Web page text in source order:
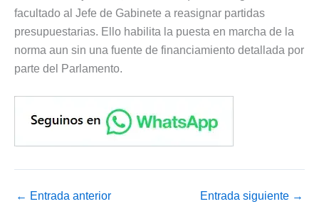
facultado al Jefe de Gabinete a reasignar partidas
presupuestarias. Ello habilita la puesta en marcha de la
norma aun sin una fuente de financiamiento detallada por
parte del Parlamento.
← Entrada anterior Entrada siguiente →